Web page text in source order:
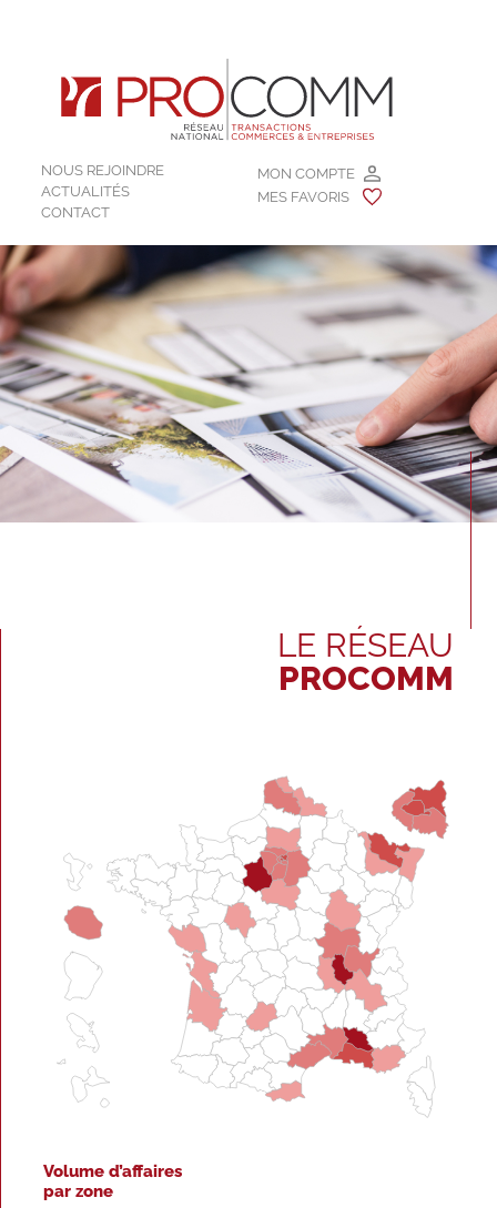
MON COMPTE
MES FAVORIS
NOUS REJOINDRE
ACTUALITÉS
CONTACT
LE RÉSEAU
PROCOMM
Volume d’affaires
par zone